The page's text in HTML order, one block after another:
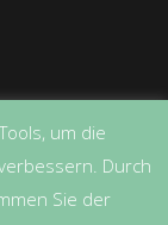
um die
Durch
Sie der